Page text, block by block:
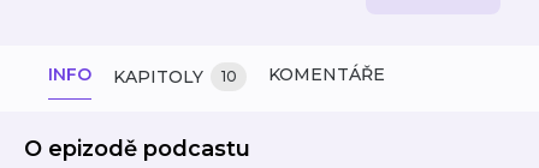
INFO KAPITOLY 10 KOMENTÁŘE
O epizodě podcastu